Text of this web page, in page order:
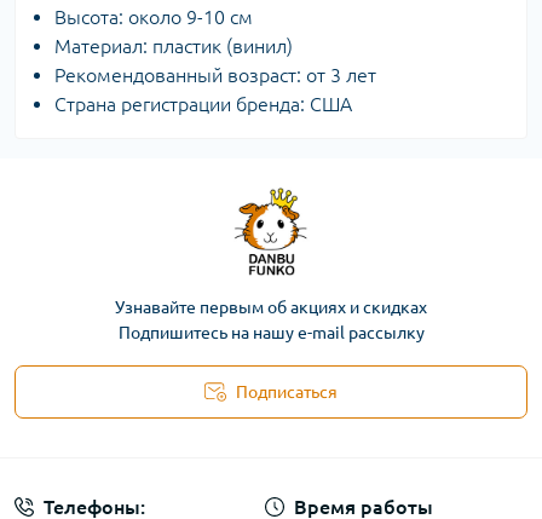
Высота: около 9-10 см
Материал: пластик (винил)
Рекомендованный возраст: от 3 лет
Страна регистрации бренда: США
Узнавайте первым об акциях и скидках
Подпишитесь на нашу e-mail рассылку
Подписаться
Телефоны: Время работы